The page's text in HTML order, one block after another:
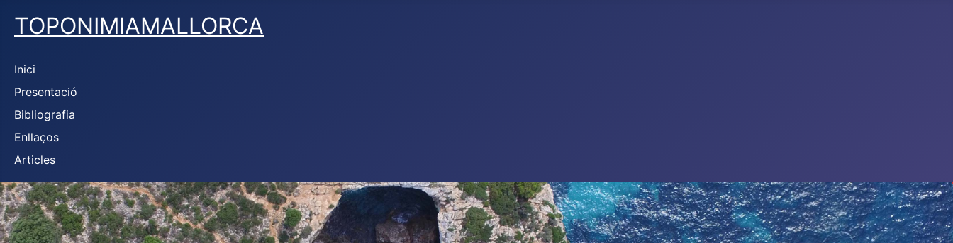
TOPONIMIAMALLORCA
Inici
Presentació
Bibliografia
Enllaços
Articles